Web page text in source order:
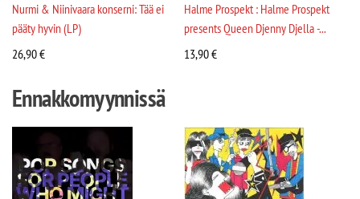
Nurmi & Niinivaara konserni: Tää ei
pääty hyvin (LP)
26,90€
Halme Prospekt : Halme Prospekt
presents Queen Djenny Djella -...
13,90€
Ennakkomyynnissä